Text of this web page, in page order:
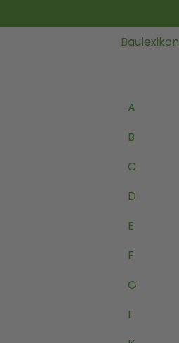
Baulexikon
A
B
C
D
E
F
G
I